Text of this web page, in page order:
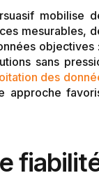
mobilise
mesurables,
objectives
sans
des
approche